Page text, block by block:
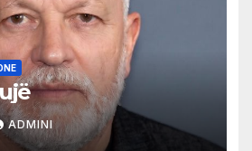
ADMINI